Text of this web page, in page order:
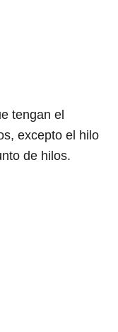
tengan el
excepto el hilo
de hilos.